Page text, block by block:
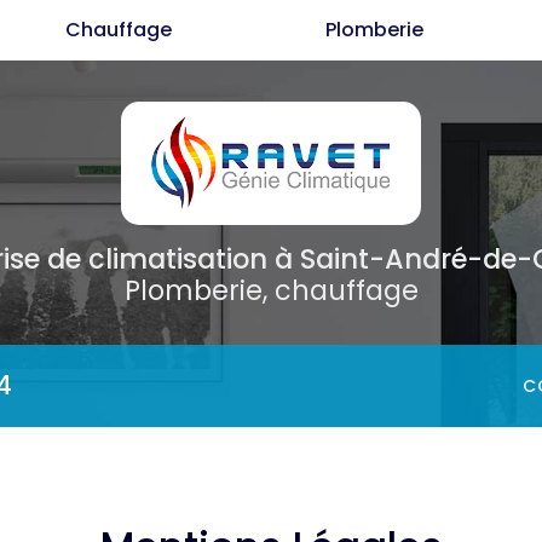
Chauffage Plomberie
de climatisation à Saint-André-de-
Plomberie, chauffage